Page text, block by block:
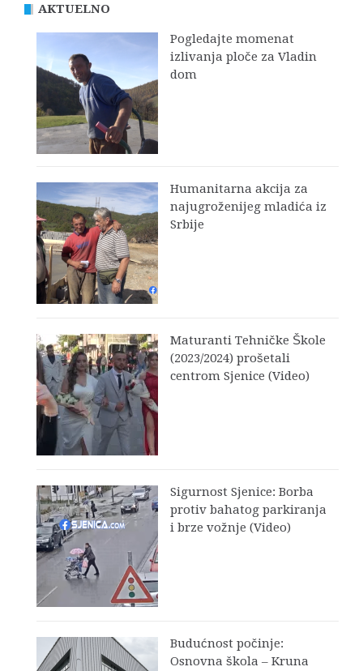
AKTUELNO
Pogledajte momenat
izlivanja ploče za Vladin
dom
Humanitarna akcija za
najugroženijeg mladića iz
Srbije
Maturanti Tehničke Škole
(2023/2024) prošetali
centrom Sjenice (Video)
Sigurnost Sjenice: Borba
protiv bahatog parkiranja
i brze vožnje (Video)
Budućnost počinje:
Osnovna škola – Kruna